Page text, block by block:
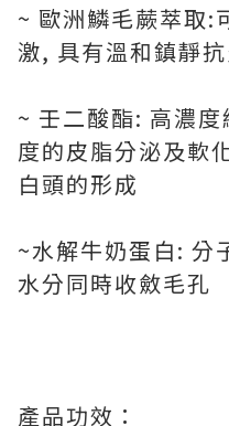
~ 歐洲鱗毛蕨萃取:
激, 具有溫和鎮靜
~ 壬二酸酯: 高濃
度的皮脂分泌及軟
白頭的形成
~水解牛奶蛋白: 分
水分同時收斂毛孔
產品功效：